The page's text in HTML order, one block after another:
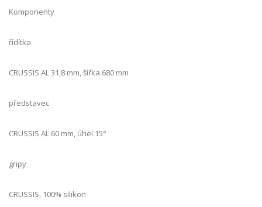
Komponenty
řídítka
CRUSSIS AL 31,8 mm, šířka 680 mm
představec
CRUSSIS AL 60 mm, úhel 15°
gripy
CRUSSIS, 100% silikon